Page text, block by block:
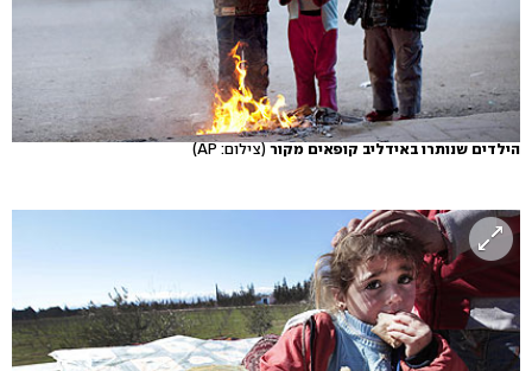
הילדים שנותרו באידליב קופאים מקור (צילום: AP)